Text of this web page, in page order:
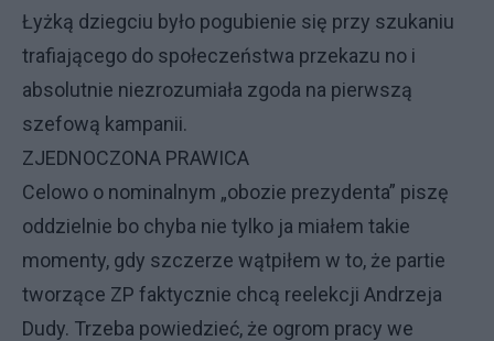
Łyżką dziegciu było pogubienie się przy szukaniu
trafiającego do społeczeństwa przekazu no i
absolutnie niezrozumiała zgoda na pierwszą
szefową kampanii.
ZJEDNOCZONA PRAWICA
Celowo o nominalnym „obozie prezydenta” piszę
oddzielnie bo chyba nie tylko ja miałem takie
momenty, gdy szczerze wątpiłem w to, że partie
tworzące ZP faktycznie chcą reelekcji Andrzeja
Dudy. Trzeba powiedzieć, że ogrom pracy we